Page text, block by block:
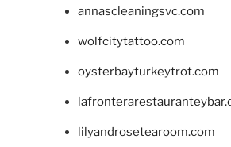
annascleaningsvc.com
wolfcitytattoo.com
oysterbayturkeytrot.com
lilyandrosetearoom.com